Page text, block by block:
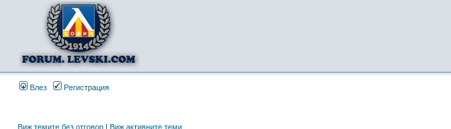
Влез Регистрация
Виж темите без отговор | Виж активните теми